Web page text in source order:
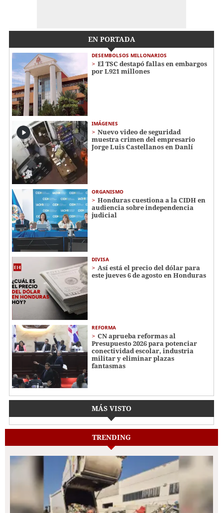
EN PORTADA
DESEMBOLSOS MILLONARIOS
El TSC destapó fallas en embargos
por L921 millones
IMÁGENES
Nuevo video de seguridad
muestra crimen del empresario
Jorge Luis Castellanos en Danlí
ORGANISMO
Honduras cuestiona a la CIDH en
audiencia sobre independencia
judicial
DIVISA
Así está el precio del dólar para
este jueves 6 de agosto en Honduras
REFORMA
CN aprueba reformas al
Presupuesto 2026 para potenciar
conectividad escolar, industria
militar y eliminar plazas
fantasmas
MÁS VISTO
TRENDING